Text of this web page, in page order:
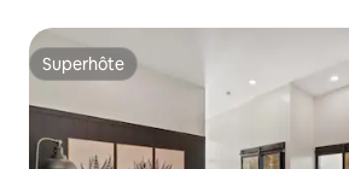
Superhôte
Superhôte